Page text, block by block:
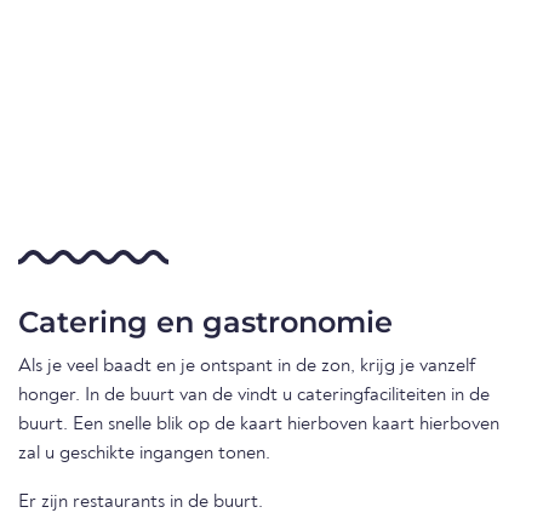
Catering en gastronomie
Als je veel baadt en je ontspant in de zon, krijg je vanzelf
honger. In de buurt van de vindt u cateringfaciliteiten in de
buurt. Een snelle blik op de kaart hierboven kaart hierboven
zal u geschikte ingangen tonen.
Er zijn restaurants in de buurt.